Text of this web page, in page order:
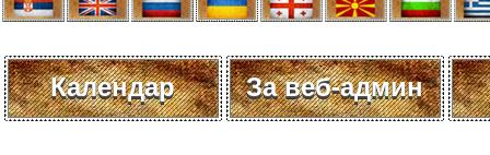
Календар За веб-админ